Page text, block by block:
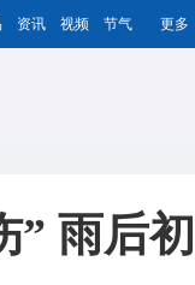
资讯 视频 节气 更多
” 雨后